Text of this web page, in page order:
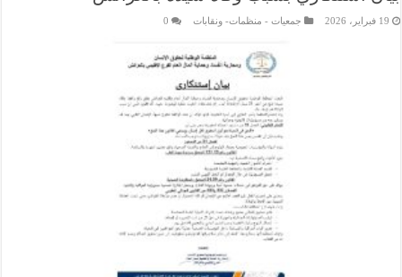
19 فبراير، 2026 جمعيات - منظمات- ونقابات 0